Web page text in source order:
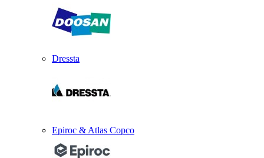
Dressta
Epiroc & Atlas Copco